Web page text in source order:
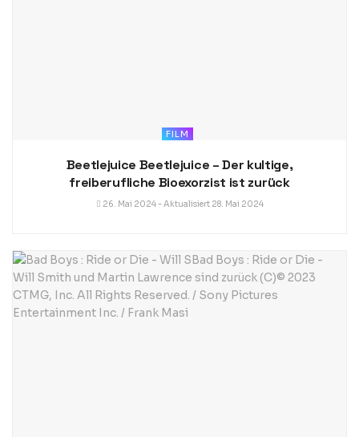
FILM
Beetlejuice Beetlejuice – Der kultige,
freiberufliche Bioexorzist ist zurück
26. Mai 2024 - Aktualisiert 28. Mai 2024